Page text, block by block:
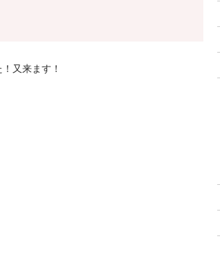
又来ます！